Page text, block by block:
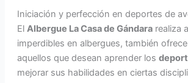
Iniciación y perfección en deportes de
El Albergue La Casa de Gándararealiza
imperdibles en albergues, también
aquellos que desean aprender los
mejorar sus habilidades en ciertas